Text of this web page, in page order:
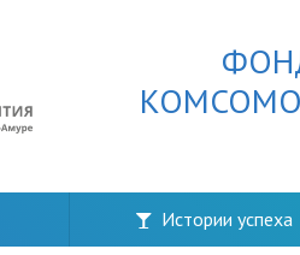
Истории успеха